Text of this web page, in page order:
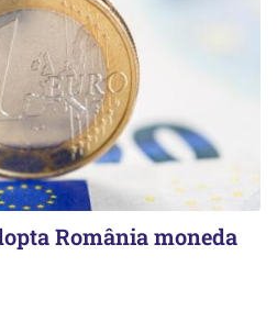
România moneda